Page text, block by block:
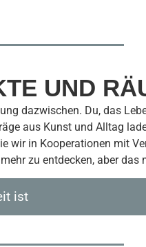
UND
dazwischen. Du, das
aus Kunst und Alltag
wir in Kooperationen mit
zu entdecken, aber
ist